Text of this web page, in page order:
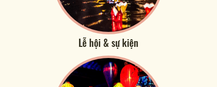
Lễ hội & sự kiện